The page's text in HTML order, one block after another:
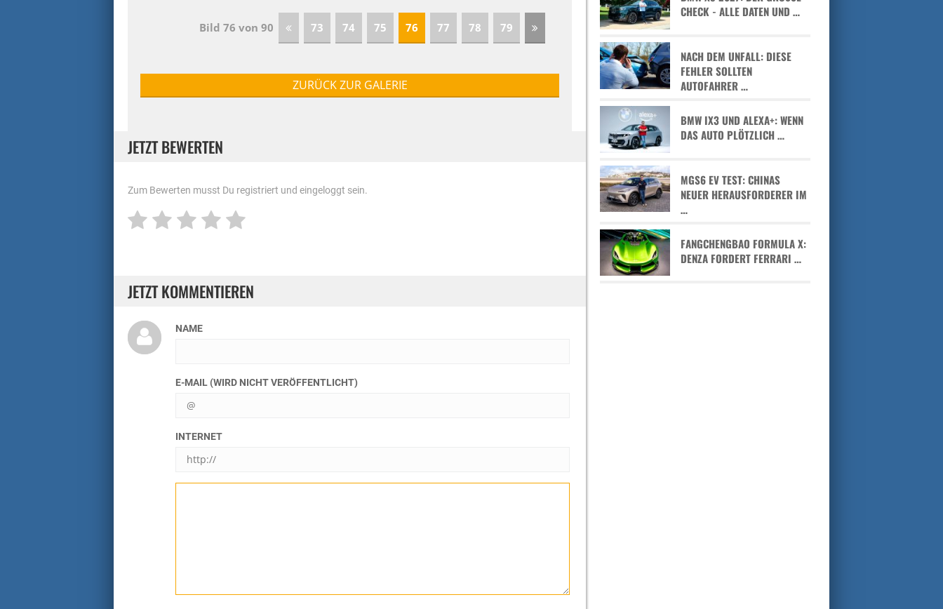
Bild 76 von 90 73 74 75 76 77 78 79
ZURÜCK ZUR GALERIE
JETZT BEWERTEN
Zum Bewerten musst Du registriert und eingeloggt sein.
JETZT KOMMENTIEREN
NAME
E-MAIL (WIRD NICHT VERÖFFENTLICHT)
INTERNET
HECK - ALLE DATEN UND …
NACH DEM UNFALL: DIESE
FEHLER SOLLTEN
AUTOFAHRER …
BMW IX3 UND ALEXA+: WENN
DAS AUTO PLÖTZLICH …
MGS6 EV TEST: CHINAS
NEUER HERAUSFORDERER IM
…
FANGCHENGBAO FORMULA X:
DENZA FORDERT FERRARI …